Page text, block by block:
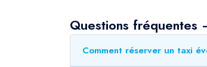
Questions fréquentes
Comment réserver un taxi